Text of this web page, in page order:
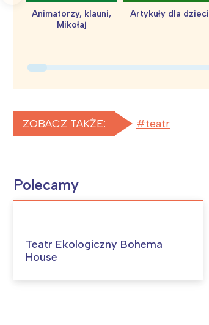
Animatorzy, klauni,
Mikołaj
Artykuły dla dzieci
ZOBACZ TAKŻE: teatr
Polecamy
Teatr Ekologiczny Bohema
House